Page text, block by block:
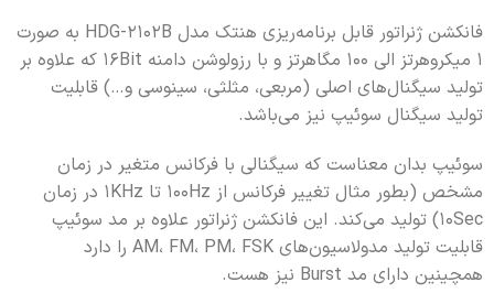
فانکشن ژنراتور قابل برنامه‌ریزي هنتک مدل HDG-2102B به صورت
1 میکروهرتز الی 100 مگاهرتز و با رزولوشن دامنه 16Bit که علاوه بر
تولید سیگنال‌های اصلی (مربعی، مثلثی، سینوسی و…) قابلیت
تولید سیگنال سوئیپ نیز می‌باشد.
سوئیپ بدان معناست که سیگنالی با فرکانس متغیر در زمان
مشخص (بطور مثال تغییر فرکانس از 100Hz تا 1KHz در زمان
10Sec) تولید می‌کند. این فانکشن ژنراتور علاوه بر مد سوئیپ
قابلیت تولید مدولاسیون‌های AM، FM، PM، FSK را دارد
همچینین دارای مد Burst نیز هست.